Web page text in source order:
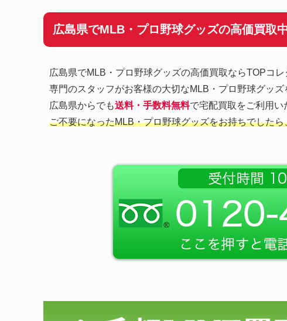
広島県でMLB・プロ野球グッズの高価買取
広島県でMLB・プロ野球グッズの高価買取ならTOPコレ
専門のスタッフがお客様の大切なMLB・プロ野球グッズ
広島県からでも送料・手数料無料で宅配買取をご利用い
ご不要になったMLB・プロ野球グッズをお持ちでした